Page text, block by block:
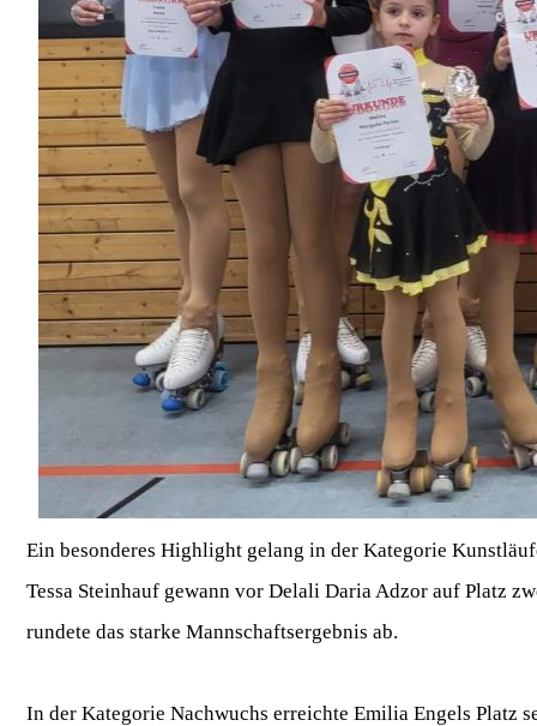
Ein besonderes Highlight gelang in der Kategorie
Tessa Steinhauf gewann vor Delali Daria Adzor auf Platz
rundete das starke Mannschaftsergebnis ab.
In der Kategorie Nachwuchs erreichte Emilia Engels Platz